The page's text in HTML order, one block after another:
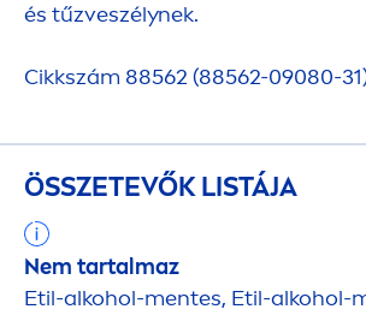
és tűzveszélynek.
Cikkszám 88562 (88562-09080-
ÖSSZETEVŐK LISTÁJA
Nem tartalmaz
Etil-alkohol-mentes, Etil-alkohol-